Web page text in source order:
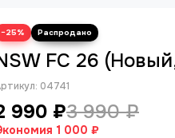
−25%
FC 26
04741
990 ₽3 990 ₽
1 000 ₽